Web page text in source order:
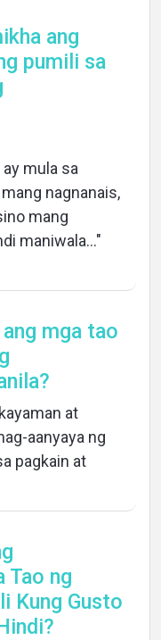
ang
pumili sa
mula sa
nagnanais,
mang
maniwala..."
mga tao
at
aanyaya ng
pagkain at
Tao ng
Kung Gusto